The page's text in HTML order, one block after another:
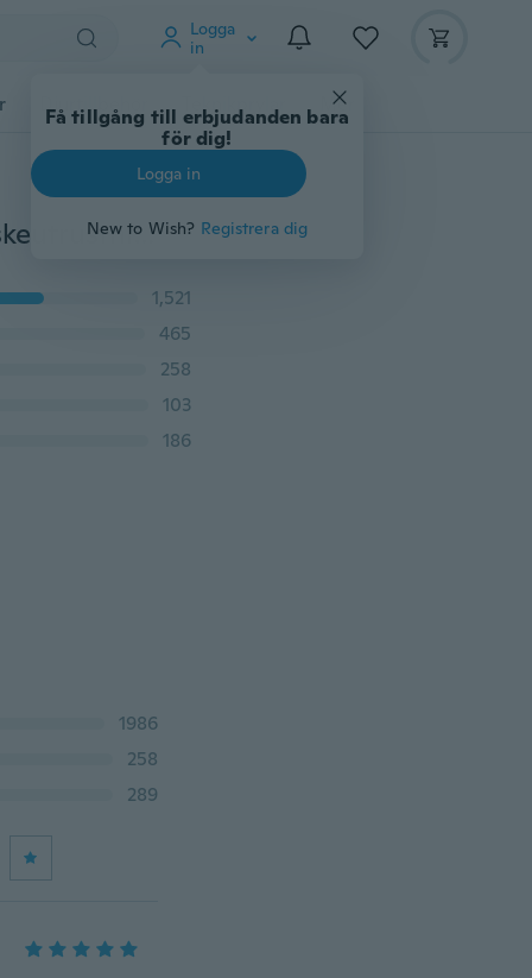
Logga
in
Få tillgång till erbjudanden bara
för dig!
Logga in
New to Wish? Registrera dig
Djurtillbehör Teknikprylar Mer
Fiskehållare Fiskeutrustningsfäste Fiskeutrustning Fiskeutrustning (Y-stil)
1,521
465
258
103
186
1986
258
289